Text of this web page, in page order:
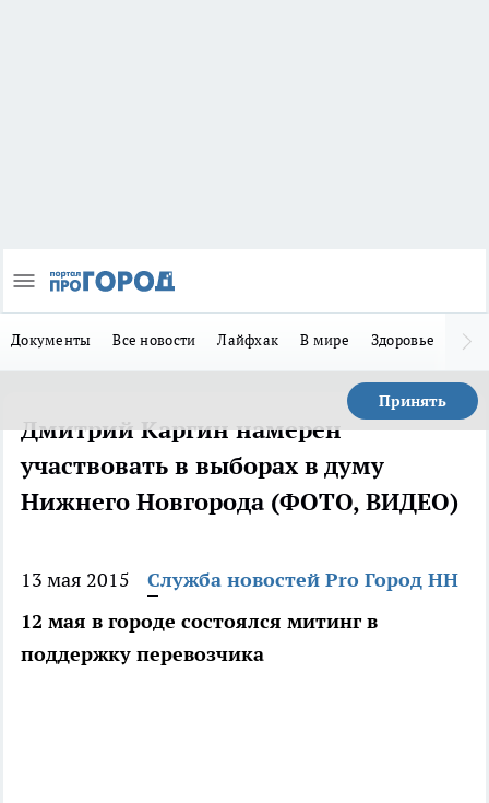
Документы Все новости Лайфхак В мире Здоровье
Принять
Дмитрий Каргин намерен
участвовать в выборах в думу
Нижнего Новгорода (ФОТО, ВИДЕО)
13 мая 2015
Служба новостей Pro Город НН
12 мая в городе состоялся митинг в
поддержку перевозчика